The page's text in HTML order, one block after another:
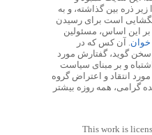
ذره بین گذاشته، و به
است برای رسیدن
بر این اساس، مسئولین
خوان. آن کس که در
گوید، گفتارش مورد
و بر مبنای سیاست
انتقاد و اعتراض گروه
گرامی، همه روزه بیشتر
This work is